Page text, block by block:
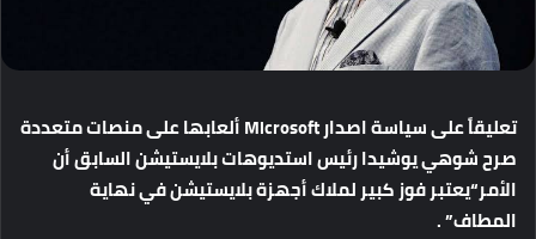
تعليقاًعلىسياسةاصدار ألعابهاعلىمنصاتمتعددة
صرحشوهييوشيدارئيساستديوهاتبلايستيشنالسابقأن
الأمر“يعتبرفوزكبيرلملاكأجهزةبلايستيشنفينهاية
المطاف” .